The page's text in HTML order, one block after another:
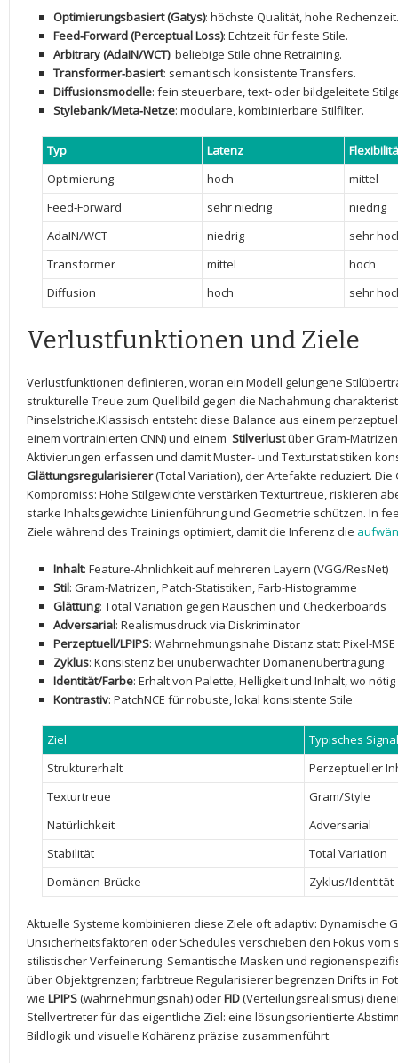
Optimierungsbasiert (Gatys): höchste Qualität, hohe Rechenzeit.
Feed‑Forward (Perceptual⁤ Loss): Echtzeit für feste Stile.
Arbitrary (AdaIN/WCT): beliebige Stile ohne Retraining.
Transformer‑basiert: semantisch konsistente Transfers.
Diffusionsmodelle: fein steuerbare, text‑ oder bildgeleitete⁤
Stylebank/Meta‑Netze: modulare, kombinierbare Stilfilter.
Typ Latenz
Optimierung
hoch
mittel
Feed‑Forward
sehr niedrig
niedrig
AdaIN/WCT
niedrig
sehr​
Transformer
mittel
hoch
Diffusion
hoch sehr
Verlustfunktionen und‍ Ziele
Verlustfunktionen definieren, woran ein Modell gelungene
strukturelle Treue zum Quellbild gegen die Nachahmung
Pinselstriche.Klassisch entsteht diese Balance aus einem
einem vortrainierten CNN) und einem ‌ Stilverlustüber Gram-
Aktivierungen⁢ erfassen und‍ damit Muster- und Texturstatistiken
Glättungsregularisierer(Total Variation), der Artefakte reduziert.
Kompromiss: Hohe Stilgewichte verstärken Texturtreue, riskieren
starke Inhaltsgewichte Linienführung⁣ und Geometrie schützen. In
Ziele während des Trainings optimiert, damit die Inferenz die
Inhalt: Feature-Ähnlichkeit auf mehreren ⁤Layern (VGG/ResNet)
Stil: Gram-Matrizen, Patch-Statistiken, Farb-Histogramme
Glättung: Total Variation gegen Rauschen und Checkerboards
Adversarial: Realismusdruck via Diskriminator
Perzeptuell/LPIPS: Wahrnehmungsnahe Distanz statt Pixel-MSE
Zyklus: Konsistenz bei unüberwachter Domänenübertragung
Identität/Farbe: Erhalt von Palette, Helligkeit und Inhalt, wo nötig
Kontrastiv: PatchNCE ⁢für robuste, lokal‍ konsistente Stile
Ziel
Typisches Signal
Strukturerhalt
Perzeptueller
Texturtreue
Gram/Style
Natürlichkeit
Adversarial
Stabilität
Total Variation
Domänen-Brücke
Zyklus/Identität
Aktuelle Systeme kombinieren diese Ziele oft adaptiv: Dynamische
Unsicherheitsfaktoren oder​ Schedules verschieben den Fokus
stilistischer Verfeinerung. Semantische Masken und
über Objektgrenzen; farbtreue Regularisierer begrenzen‍ Drifts in
wie LPIPS(wahrnehmungsnah) oderFID(Verteilungsrealismus)
Stellvertreter für das eigentliche Ziel: eine lösungsorientierte
Bildlogik‍ und visuelle Kohärenz präzise zusammenführt.